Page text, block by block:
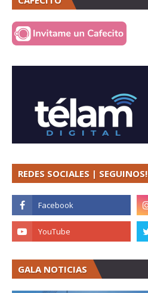
REDES SOCIALES | SEGUINOS!
GALA NOTICIAS